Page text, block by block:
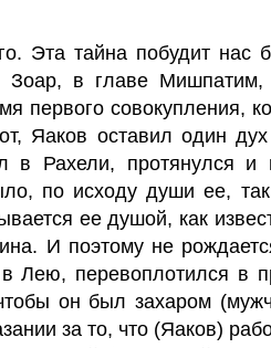
Эта тайна побудит нас
Зоар, в главе
первого совокупления,
Яаков оставил один
в Рахели, протянулся
по исходу души ее,
ее душой, как
И поэтому не
Лею, перевоплотился в
он был захаром
за то, что (Яаков)